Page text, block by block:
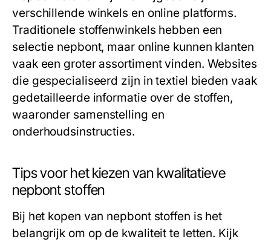
verschillende winkels en online platforms.
Traditionele stoffenwinkels hebben een
selectie nepbont, maar online kunnen klanten
vaak een groter assortiment vinden. Websites
die gespecialiseerd zijn in textiel bieden vaak
gedetailleerde informatie over de stoffen,
waaronder samenstelling en
onderhoudsinstructies.
Tips voor het kiezen van kwalitatieve
nepbont stoffen
Bij het kopen van nepbont stoffen is het
belangrijk om op de kwaliteit te letten. Kijk